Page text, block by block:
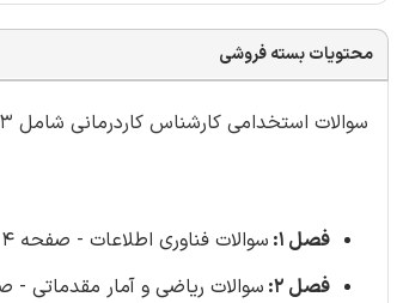
محتویات بسته فروشی
سوالات استخدامی کارشناس کاردرمانی شامل 653 سوال با
فصل 1:
سوالات فناوری اطلاعات - صفحه 4 (50 سوال)
فصل 2:
سوالات ریاضی و آمار مقدماتی - صفحه 17